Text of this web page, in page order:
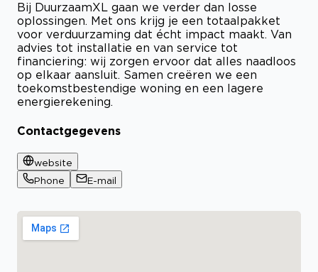
Bij DuurzaamXL gaan we verder dan losse
oplossingen. Met ons krijg je een totaalpakket
voor verduurzaming dat écht impact maakt. Van
advies tot installatie en van service tot
financiering: wij zorgen ervoor dat alles naadloos
op elkaar aansluit. Samen creëren we een
toekomstbestendige woning en een lagere
energierekening.
Contactgegevens
website
Phone
E-mail